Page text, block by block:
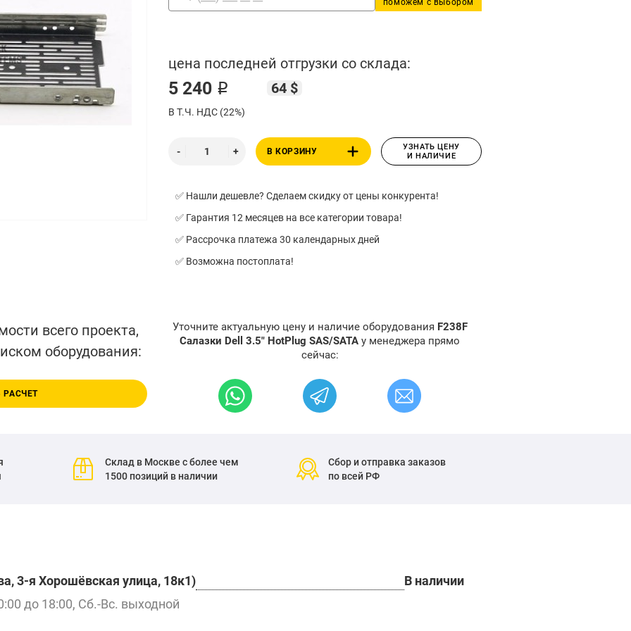
поможем с выбором
цена последней отгрузки со склада:
5 240 ₽ 64 $
В Т.Ч. НДС (22%)
В КОРЗИНУ
УЗНАТЬ ЦЕНУ
И НАЛИЧИЕ
✅ Нашли дешевле? Сделаем скидку от цены конкурента!
✅ Гарантия 12 месяцев на все категории товара!
✅ Рассрочка платежа 30 календарных дней
✅ Возможна постоплата!
всего проекта,
оборудования:
РАСЧЕТ
Уточните актуальную цену и наличие оборудования F238F
Салазки Dell 3.5" HotPlug SAS/SATA у менеджера прямо
сейчас:
Склад в Москве с более чем
1500 позиций в наличии
Сбор и отправка заказов
по всей РФ
3-я Хорошёвская улица, 18к1)
В наличии
до 18:00, Сб.-Вс. выходной